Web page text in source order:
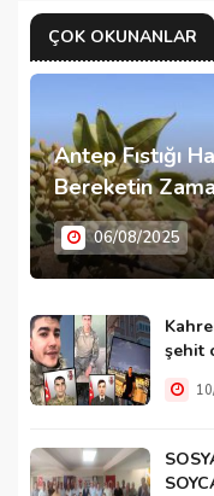
ÇOK OKUNANLAR
Antep Fıstığı
Bereketin
06/08/2025
şehit